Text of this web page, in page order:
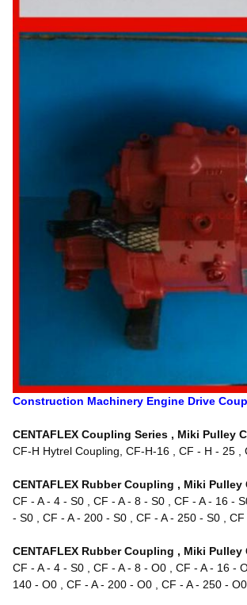
Construction Machinery Engine Drive
CENTAFLEX Coupling Series , Miki Pulley
CF-H Hytrel Coupling, CF-H-16 , CF - H - 25
CENTAFLEX Rubber Coupling , Miki
CF - A - 4 - S0 , CF - A - 8 - S0 , CF - A - 16 -
- S0 , CF - A - 200 - S0 , CF - A - 250 - S0 ,
CENTAFLEX Rubber Coupling , Miki
CF - A - 4 - S0 , CF - A - 8 - O0 , CF - A - 16 -
140 - O0 , CF - A - 200 - O0 , CF - A - 250 -